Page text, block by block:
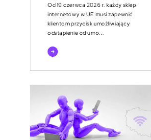
Od 19 czerwca 2026 r. każdy sklep
internetowy w UE musi zapewnić
klientom przycisk umożliwiający
odstąpienie od umo...
czytaj
więcej